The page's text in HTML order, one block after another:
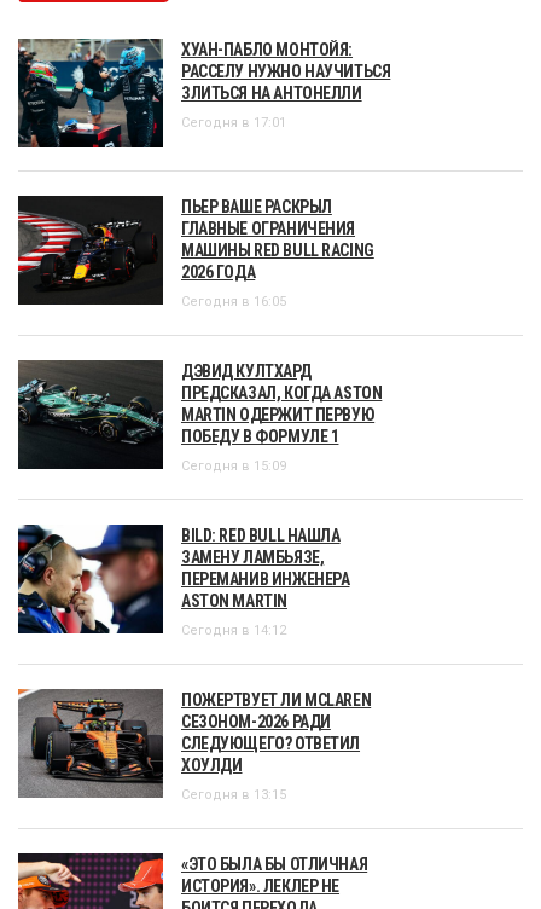
ХУАН-ПАБЛО МОНТОЙЯ:
РАССЕЛУ НУЖНО НАУЧИТЬСЯ
ЗЛИТЬСЯ НА АНТОНЕЛЛИ
Сегодня в 17:01
ПЬЕР ВАШЕ РАСКРЫЛ
ГЛАВНЫЕ ОГРАНИЧЕНИЯ
МАШИНЫ RED BULL RACING
2026 ГОДА
Сегодня в 16:05
ДЭВИД КУЛТХАРД
ПРЕДСКАЗАЛ, КОГДА ASTON
MARTIN ОДЕРЖИТ ПЕРВУЮ
ПОБЕДУ В ФОРМУЛЕ 1
Сегодня в 15:09
BILD: RED BULL НАШЛА
ЗАМЕНУ ЛАМБЬЯЗЕ,
ПЕРЕМАНИВ ИНЖЕНЕРА
ASTON MARTIN
Сегодня в 14:12
ПОЖЕРТВУЕТ ЛИ MCLAREN
СЕЗОНОМ-2026 РАДИ
СЛЕДУЮЩЕГО? ОТВЕТИЛ
ХОУЛДИ
Сегодня в 13:15
«ЭТО БЫЛА БЫ ОТЛИЧНАЯ
ИСТОРИЯ». ЛЕКЛЕР НЕ